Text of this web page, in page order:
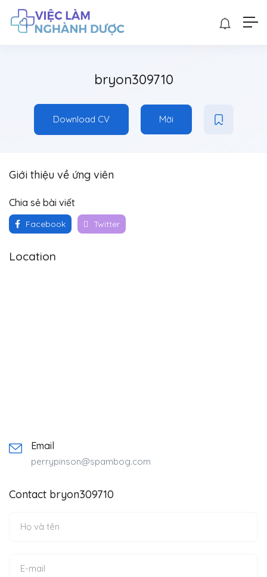
bryon309710
Download CV Mời
Giới thiệu về ứng viên
Chia sẻ bài viết
Facebook Twitter
Location
Email
perrypinson@spambog.com
Contact bryon309710